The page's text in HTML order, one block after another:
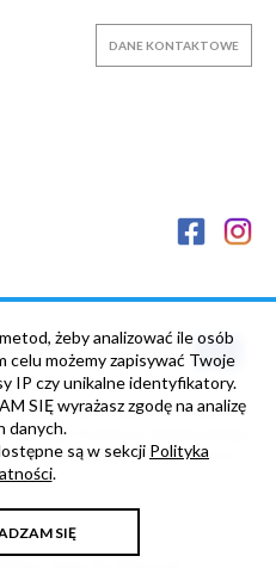
DANE KONTAKTOWE
współfinansowany ze środków
Funduszu Społecznego
POWR.03.05.00-00-Z013/17-
00
żeby analizować ile osób
celu możemy zapisywać Twoje
IP czy unikalne identyfikatory.
SIĘ wyrażasz zgodę na analizę
danych.
są w sekcji Polityka
.
SIĘ